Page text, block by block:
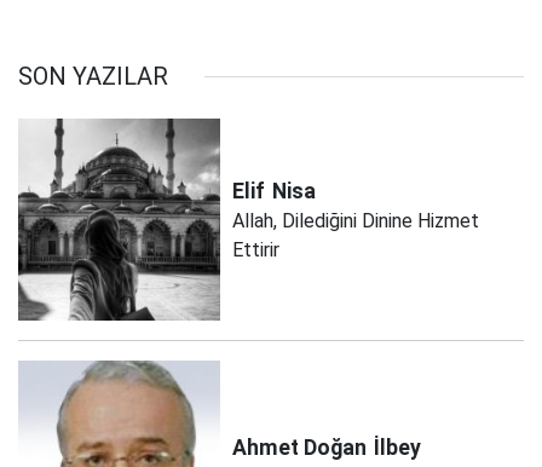
SON YAZILAR
Elif Nisa
Allah, Dilediğini Dinine Hizmet
Ettirir
Ahmet Doğan İlbey